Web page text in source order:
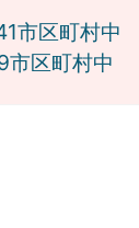
市区町村中
区町村中